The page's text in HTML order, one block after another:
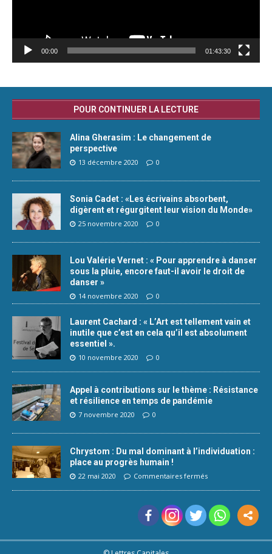
00:00 01:43:30
POUR CONTINUER LA LECTURE
Alina Gherasim : Le changement de
perspective
13 décembre 2020 0
Sonia Cadet : «Les écrivains absorbent,
digèrent et régurgitent leur vision du Monde»
25 novembre 2020 0
Lou Valérie Vernet : « Pour apprendre à danser
sous la pluie, encore faut-il avoir le droit de
danser »
14 novembre 2020 0
Laurent Cachard : « L’Art est tellement vain et
inutile que c’est en cela qu’il est absolument
essentiel ».
10 novembre 2020 0
Appel à contributions sur le thème : Résistance
et résilience en temps de pandémie
7 novembre 2020 0
Chrystom : Du mal dominant à l’individuation :
place au progrès humain !
22 mai 2020 Commentaires fermés